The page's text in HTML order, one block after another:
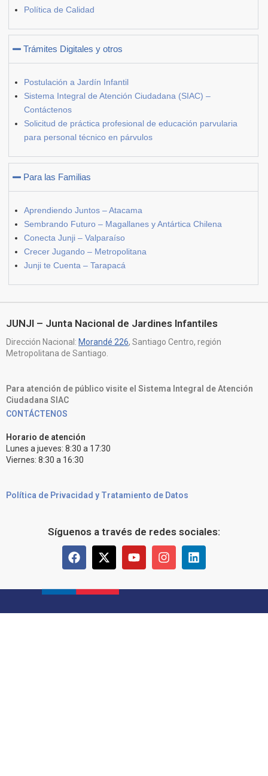
Política de Calidad
Trámites Digitales y otros
Postulación a Jardín Infantil
Sistema Integral de Atención Ciudadana (SIAC) –
Contáctenos
Solicitud de práctica profesional de educación parvularia
para personal técnico en párvulos
Para las Familias
Aprendiendo Juntos – Atacama
Sembrando Futuro – Magallanes y Antártica Chilena
Conecta Junji – Valparaíso
Crecer Jugando – Metropolitana
Junji te Cuenta – Tarapacá
JUNJI – Junta Nacional de Jardines Infantiles
Dirección Nacional: Morandé 226, Santiago Centro, región
Metropolitana de Santiago.
Para atención de público visite el Sistema Integral de Atención
Ciudadana SIAC
CONTÁCTENOS
Horario de atención
Lunes a jueves: 8:30 a 17:30
Viernes: 8:30 a 16:30
Política de Privacidad y Tratamiento de Datos
Síguenos a través de redes sociales: